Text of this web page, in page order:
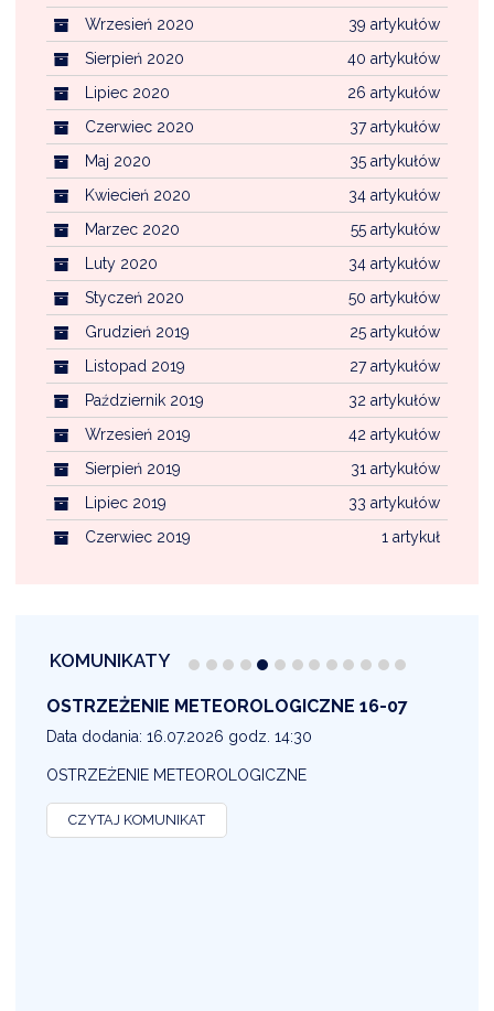
39 artykułów
Wrzesień 2020
40 artykułów
Sierpień 2020
26 artykułów
Lipiec 2020
37 artykułów
Czerwiec 2020
35 artykułów
Maj 2020
34 artykułów
Kwiecień 2020
55 artykułów
Marzec 2020
34 artykułów
Luty 2020
50 artykułów
Styczeń 2020
25 artykułów
Grudzień 2019
27 artykułów
Listopad 2019
32 artykułów
Październik 2019
42 artykułów
Wrzesień 2019
31 artykułów
Sierpień 2019
33 artykułów
Lipiec 2019
1 artykuł
Czerwiec 2019
KOMUNIKATY
OSTRZEŻENIE METEOROLOGICZNE 16-07
Data dodania: 16.07.2026 godz. 14:30
OSTRZEŻENIE METEOROLOGICZNE
CZYTAJ KOMUNIKAT